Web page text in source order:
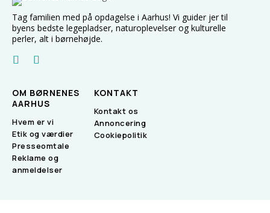
Tag familien med på opdagelse i Aarhus! Vi guider jer til
byens bedste legepladser, naturoplevelser og kulturelle
perler, alt i børnehøjde.
OM BØRNENES
AARHUS
Hvem er vi
Etik og værdier
Presseomtale
Reklame og
anmeldelser
KONTAKT
Kontakt os
Annoncering
Cookiepolitik